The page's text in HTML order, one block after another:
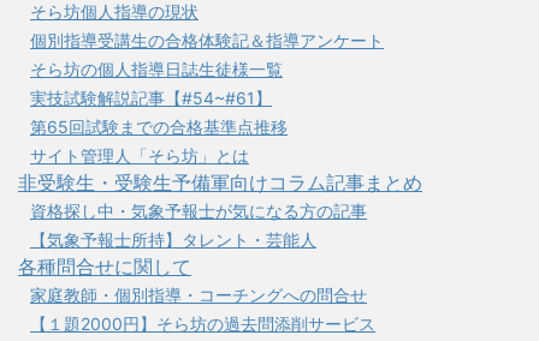
そら坊個人指導の現状
個別指導受講生の合格体験記＆指導アンケート
そら坊の個人指導日誌生徒様一覧
実技試験解説記事【#54~#61】
第65回試験までの合格基準点推移
サイト管理人「そら坊」とは
非受験生・受験生予備軍向けコラム記事まとめ
資格探し中・気象予報士が気になる方の記事
【気象予報士所持】タレント・芸能人
各種問合せに関して
家庭教師・個別指導・コーチングへの問合せ
【１題2000円】そら坊の過去問添削サービス